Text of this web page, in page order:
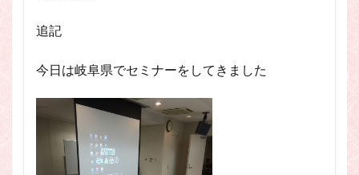
追記
今日は岐阜県でセミナーをしてきました